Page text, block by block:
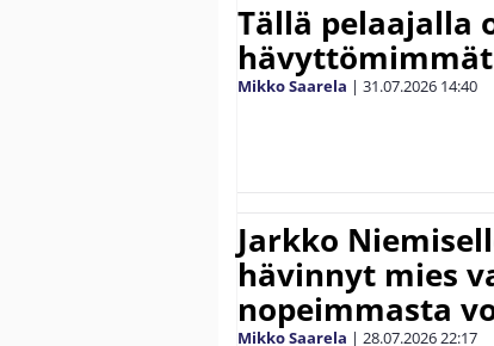
Tällä pelaajalla
Mikko Saarela | 31.07.2026 14:40
Jarkko
hävinnyt mies
nopeimmasta
Mikko Saarela | 28.07.202622:17